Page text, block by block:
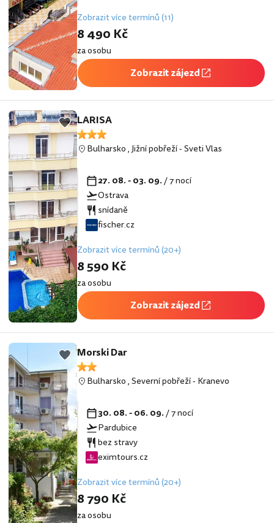
Zobrazit více termínů (11)
8 490 Kč
za osobu
Zobrazit zájezd
LARISA
Bulharsko,Jižní pobřeží-Sveti Vlas
27. 08. - 03. 09./ 7 nocí
Ostrava
snídaně
fischer.cz
Zobrazit více termínů (20+)
8 590 Kč
za osobu
Zobrazit zájezd
Morski Dar
Bulharsko,Severní pobřeží-Kranevo
30. 08. - 06. 09./ 7 nocí
Pardubice
bez stravy
eximtours.cz
Zobrazit více termínů (20+)
8 790 Kč
za osobu